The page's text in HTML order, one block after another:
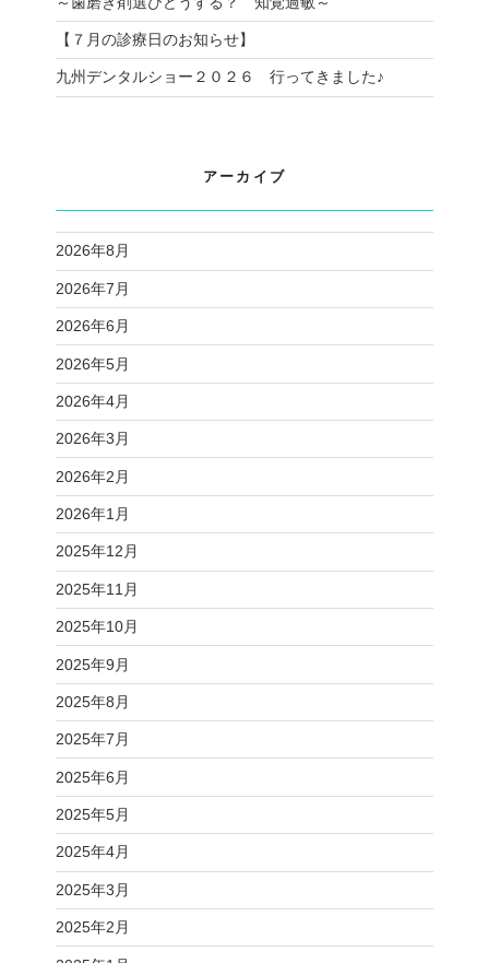
【７月の診療日のお知らせ】
九州デンタルショー２０２６ 行ってきました♪
アーカイブ
2026年8月
2026年7月
2026年6月
2026年5月
2026年4月
2026年3月
2026年2月
2026年1月
2025年12月
2025年11月
2025年10月
2025年9月
2025年8月
2025年7月
2025年6月
2025年5月
2025年4月
2025年3月
2025年2月